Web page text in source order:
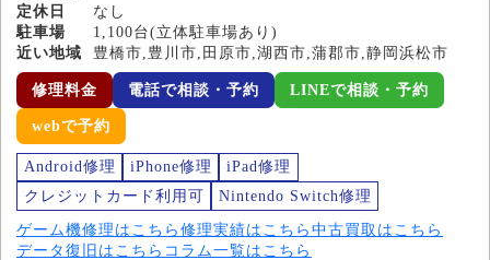
定休日
なし
駐車場
1,100台(立体駐車場あり)
近い地域
豊橋市,豊川市,田原市,湖西市,蒲郡市,静岡浜松市
修理料金 電話で相談・予約 LINEで相談・予約
webで予約
Android修理 iPhone修理
iPad修理
クレジットカード利用可
Nintendo Switch修理
ゲーム機修理はこちら 修理実績はこちら 中古買取はこちら
データ復旧はこちら コラム一覧はこちら